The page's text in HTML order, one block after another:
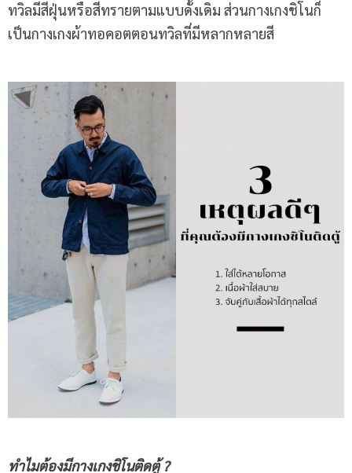
ทวิลมีสีฝุ่นหรือสีทรายตามแบบดั้งเดิม ส่วนกางเกงชิโนก็
เป็นกางเกงผ้าทอคอตตอนทวิลที่มีหลากหลายสี
ทำไมต้องมีกางเกงชิโนติดตู้?